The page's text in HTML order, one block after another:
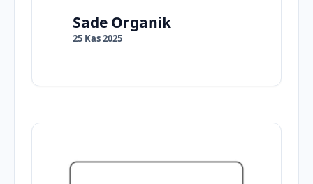
Sade Organik
25 Kas 2025